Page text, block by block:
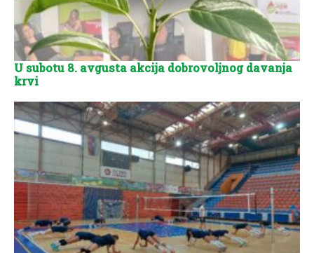
U subotu 8. avgusta akcija dobrovoljnog davanja
krvi